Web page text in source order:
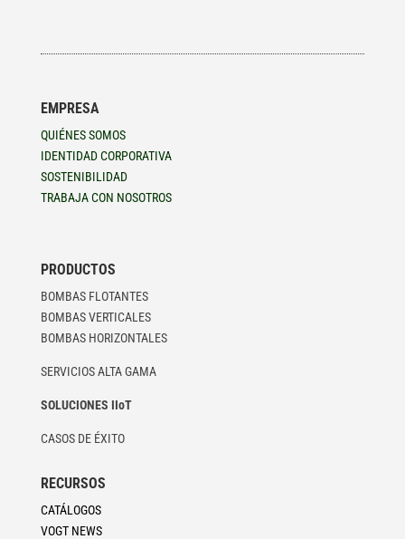
EMPRESA
QUIÉNES SOMOS
IDENTIDAD CORPORATIVA
SOSTENIBILIDAD
TRABAJA CON NOSOTROS
PRODUCTOS
BOMBAS FLOTANTES
BOMBAS VERTICALES
BOMBAS HORIZONTALES
SERVICIOS ALTA GAMA
SOLUCIONES IIoT
CASOS DE ÉXITO
RECURSOS
CATÁLOGOS
VOGT NEWS